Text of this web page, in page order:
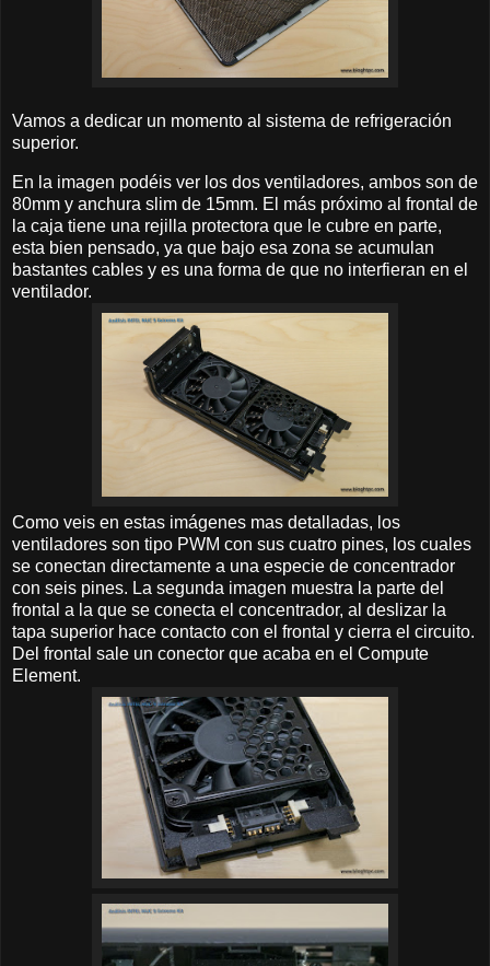
Vamos a dedicar un momento al sistema de refrigeración
superior.
En la imagen podéis ver los dos ventiladores, ambos son de
80mm y anchura slim de 15mm. El más próximo al frontal de
la caja tiene una rejilla protectora que le cubre en parte,
esta bien pensado, ya que bajo esa zona se acumulan
bastantes cables y es una forma de que no interfieran en el
ventilador.
Como veis en estas imágenes mas detalladas, los
ventiladores son tipo PWM con sus cuatro pines, los cuales
se conectan directamente a una especie de concentrador
con seis pines. La segunda imagen muestra la parte del
frontal a la que se conecta el concentrador, al deslizar la
tapa superior hace contacto con el frontal y cierra el circuito.
Del frontal sale un conector que acaba en el Compute
Element.